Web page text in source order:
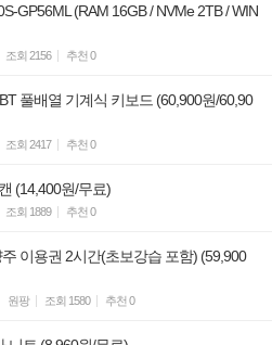
GP56ML (RAM 16GB / NVMe 2TB / WIN
조회 2156 추천 0
풀배열 기계식 키보드 (60,900원/60,90
조회 2417 추천 0
(14,400원/무료)
조회 1889 추천 0
이용권 2시간(초보강습 포함) (59,900
원팡 조회 1580 추천 0